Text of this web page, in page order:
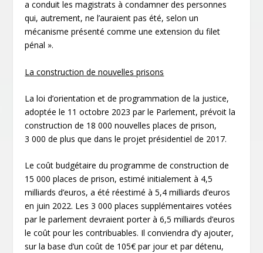
a conduit les magistrats à condamner des personnes
qui, autrement, ne l’auraient pas été, selon un
mécanisme présenté comme une extension du filet
pénal ».
La construction de nouvelles prisons
La loi d’orientation et de programmation de la justice,
adoptée le 11 octobre 2023 par le Parlement, prévoit la
construction de 18 000 nouvelles places de prison,
3 000 de plus que dans le projet présidentiel de 2017.
Le coût budgétaire du programme de construction de
15 000 places de prison, estimé initialement à 4,5
milliards d’euros, a été réestimé à 5,4 milliards d’euros
en juin 2022. Les 3 000 places supplémentaires votées
par le parlement devraient porter à 6,5 milliards d’euros
le coût pour les contribuables. Il conviendra d’y ajouter,
sur la base d’un coût de 105€ par jour et par détenu,